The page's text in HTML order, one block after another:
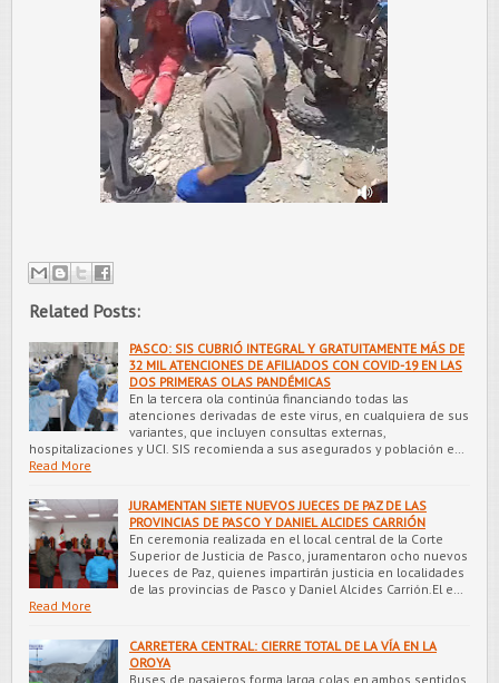
Related Posts:
PASCO: SIS CUBRIÓ INTEGRAL Y GRATUITAMENTE MÁS DE
32 MIL ATENCIONES DE AFILIADOS CON COVID-19 EN LAS
DOS PRIMERAS OLAS PANDÉMICAS
En la tercera ola continúa financiando todas las
atenciones derivadas de este virus, en cualquiera de sus
variantes, que incluyen consultas externas,
hospitalizaciones y UCI. SIS recomienda a sus asegurados y población e…
Read More
JURAMENTAN SIETE NUEVOS JUECES DE PAZ DE LAS
PROVINCIAS DE PASCO Y DANIEL ALCIDES CARRIÓN
En ceremonia realizada en el local central de la Corte
Superior de Justicia de Pasco, juramentaron ocho nuevos
Jueces de Paz, quienes impartirán justicia en localidades
de las provincias de Pasco y Daniel Alcides Carrión.El e…
Read More
CARRETERA CENTRAL: CIERRE TOTAL DE LA VÍA EN LA
OROYA
Buses de pasajeros forma larga colas en ambos sentidos